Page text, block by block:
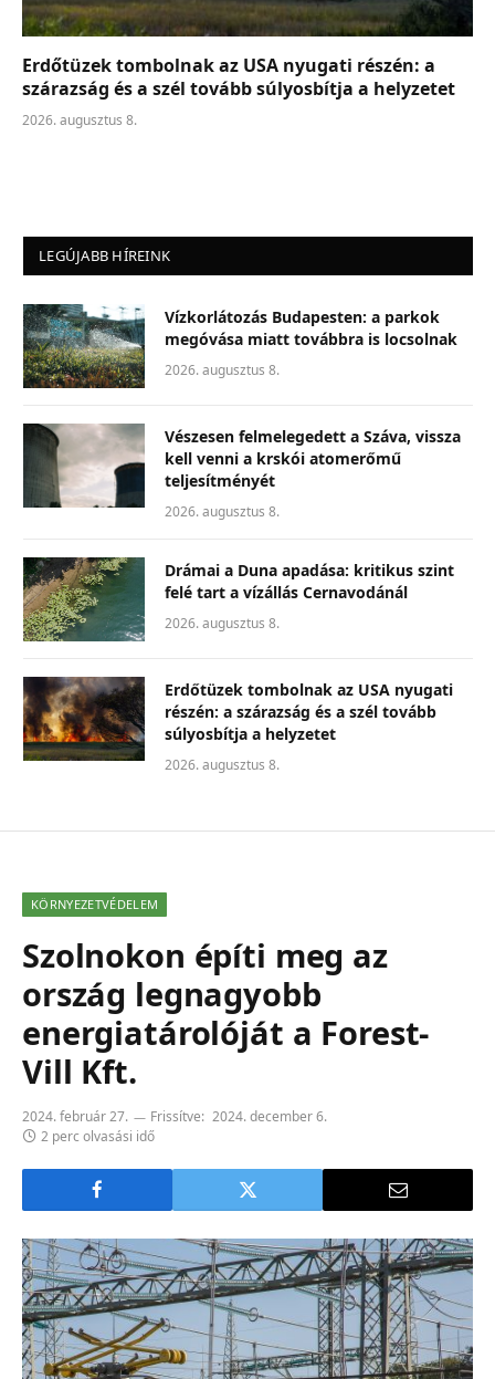
Erdőtüzek tombolnak az USA nyugati részén: a
szárazság és a szél tovább súlyosbítja a helyzetet
2026. augusztus 8.
LEGÚJABB HÍREINK
Vízkorlátozás Budapesten: a parkok
megóvása miatt továbbra is locsolnak
2026. augusztus 8.
Vészesen felmelegedett a Száva, vissza
kell venni a krskói atomerőmű
teljesítményét
2026. augusztus 8.
Drámai a Duna apadása: kritikus szint
felé tart a vízállás Cernavodánál
2026. augusztus 8.
Erdőtüzek tombolnak az USA nyugati
részén: a szárazság és a szél tovább
súlyosbítja a helyzetet
2026. augusztus 8.
KÖRNYEZETVÉDELEM
Szolnokon építi meg az
ország legnagyobb
energiatárolóját a Forest-
Vill Kft.
2024. február 27. Frissítve: 2024. december 6.
2 perc olvasási idő